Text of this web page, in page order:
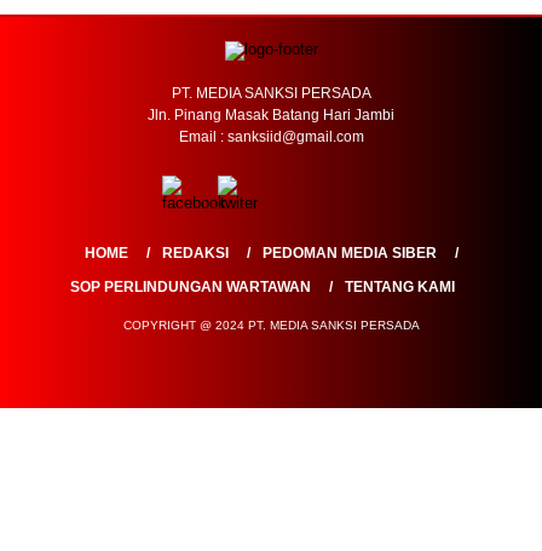
PT. MEDIA SANKSI PERSADA
Jln. Pinang Masak Batang Hari Jambi
Email : sanksiid@gmail.com
HOME REDAKSI
PEDOMAN MEDIA SIBER
SOP PERLINDUNGAN WARTAWAN
TENTANG KAMI